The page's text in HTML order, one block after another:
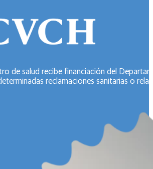
de salud recibe financiación del
reclamaciones sanitarias o